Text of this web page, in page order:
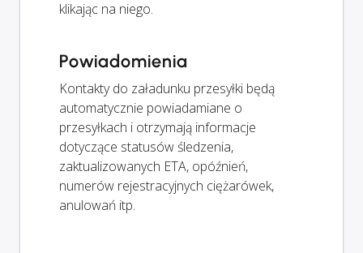
klikając na niego.
Powiadomienia
Kontakty do załadunku przesyłki będą
automatycznie powiadamiane o
przesyłkach i otrzymają informacje
dotyczące statusów śledzenia,
zaktualizowanych ETA, opóźnień,
numerów rejestracyjnych ciężarówek,
anulowań itp.